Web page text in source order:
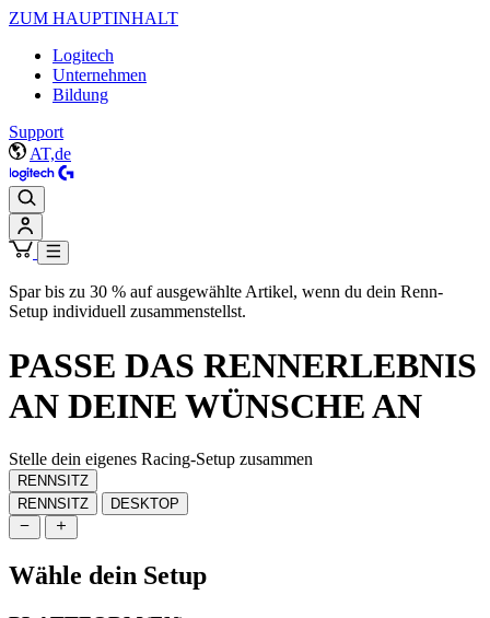
ZUM HAUPTINHALT
Logitech
Unternehmen
Bildung
Support
AT,de
Spar bis zu 30 % auf ausgewählte Artikel, wenn du dein Renn-
Setup individuell zusammenstellst.
PASSE DAS RENNERLEBNIS
AN DEINE WÜNSCHE AN
Stelle dein eigenes Racing-Setup zusammen
RENNSITZ
RENNSITZ
DESKTOP
Wähle dein Setup